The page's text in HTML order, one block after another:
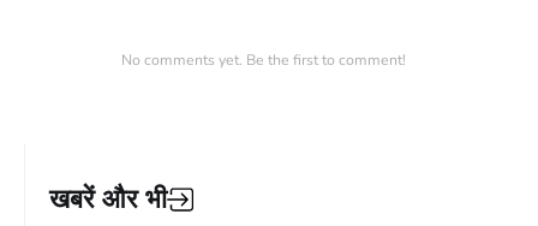
No comments yet. Be the first to comment!
खबरें और भी